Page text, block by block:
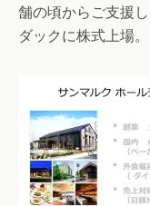
舗の頃からご支援
ダックに株式上場。